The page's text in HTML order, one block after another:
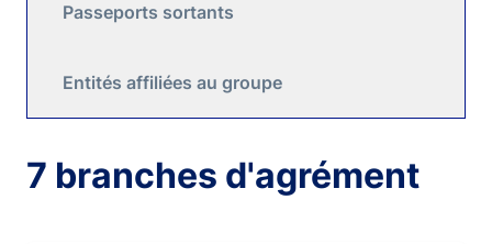
Passeports sortants
Entités affiliées au groupe
7 branches d'agrément